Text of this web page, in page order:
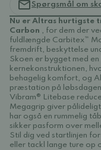
Spørgsmål om
Nu er Altras hurtigste
Carbon , for dem der
fuldlængde Carbitex™
fremdrift, beskyttelse
Skoen er bygget med
kernekonstruktionen,
behagelig komfort, og
præstation på
Vibram® Litebase
Megagrip giver
har også en rummelig
sikker pasform over
Stil dig ved startlinjen
eller tackl lange ture op